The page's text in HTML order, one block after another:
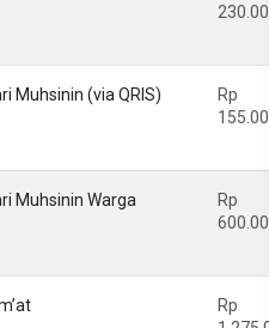
Muhsinin (via QRIS)
Rp
Muhsinin Warga
Rp
Rp